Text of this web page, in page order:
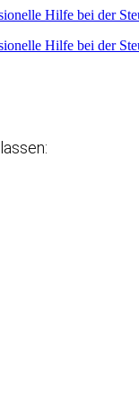
Hilfe bei der
Hilfe bei der